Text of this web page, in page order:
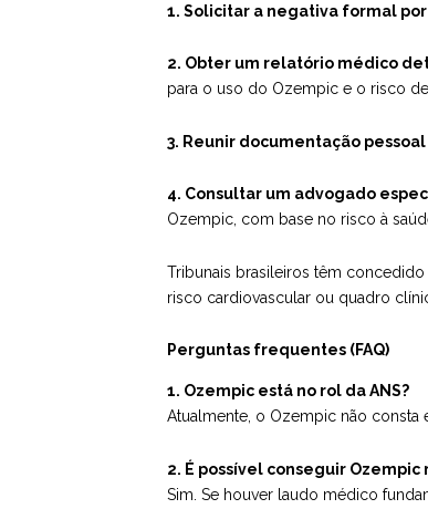
1. Solicitar a negativa formal
2. Obter um relatório médico
para o uso do Ozempic e o risco
3. Reunir documentação
4. Consultar um advogado
Ozempic, com base no risco à
Tribunais brasileiros têm
risco cardiovascular ou quadro
Perguntas frequentes (FAQ)
1. Ozempic está no rol da ANS?
Atualmente, o Ozempic não consta
2. É possível conseguir
Sim. Se houver laudo médico